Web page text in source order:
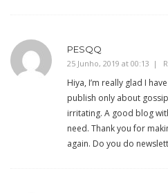
PESQQ
25 Junho, 2019 at 00:13
Hiya, I’m really glad I
publish only about
irritating. A good blog
need. Thank you for
again. Do you do